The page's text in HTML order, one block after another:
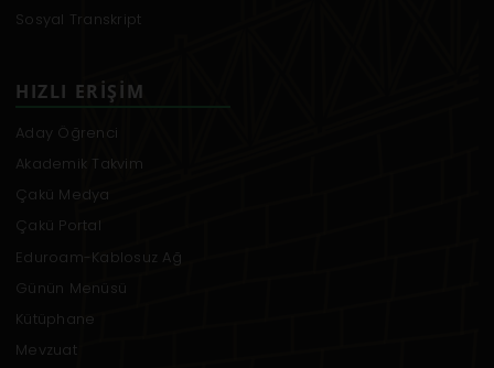
Sosyal Transkript
HIZLI ERIŞIM
Aday Öğrenci
Akademik Takvim
Çakü Medya
Çakü Portal
Eduroam-Kablosuz Ağ
Günün Menüsü
Kütüphane
Mevzuat